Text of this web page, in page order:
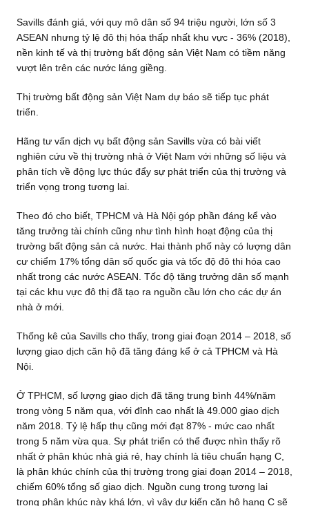
Savills đánh giá, với quy mô dân số 94 triệu người, lớn số 3
ASEAN nhưng tỷ lệ đô thị hóa thấp nhất khu vực - 36% (2018),
nền kinh tế và thị trường bất động sản Việt Nam có tiềm năng
vượt lên trên các nước láng giềng.
Thị trường bất động sản Việt Nam dự báo sẽ tiếp tục phát
triển.
Hãng tư vấn dịch vụ bất động sản Savills vừa có bài viết
nghiên cứu về thị trường nhà ở Việt Nam với những số liệu và
phân tích về động lực thúc đẩy sự phát triển của thị trường và
triển vọng trong tương lai.
Theo đó cho biết, TPHCM và Hà Nội góp phần đáng kể vào
tăng trưởng tài chính cũng như tình hình hoạt động của thị
trường bất động sản cả nước. Hai thành phố này có lượng dân
cư chiểm 17% tổng dân số quốc gia và tốc độ đô thi hóa cao
nhất trong các nước ASEAN. Tốc độ tăng trưởng dân số mạnh
tại các khu vực đô thị đã tạo ra nguồn cầu lớn cho các dự án
nhà ở mới.
Thống kê của Savills cho thấy, trong giai đoạn 2014 – 2018, số
lượng giao dịch căn hộ đã tăng đáng kể ở cả TPHCM và Hà
Nội.
Ở TPHCM, số lượng giao dịch đã tăng trung bình 44%/năm
trong vòng 5 năm qua, với đỉnh cao nhất là 49.000 giao dịch
năm 2018. Tỷ lệ hấp thụ cũng mới đạt 87% - mức cao nhất
trong 5 năm vừa qua. Sự phát triển có thể được nhìn thấy rõ
nhất ở phân khúc nhà giá rẻ, hay chính là tiêu chuẩn hạng C,
là phân khúc chính của thị trường trong giai đoạn 2014 – 2018,
chiếm 60% tổng số giao dịch. Nguồn cung trong tương lai
trong phân khúc này khá lớn, vì vậy dự kiến căn hộ hạng C sẽ